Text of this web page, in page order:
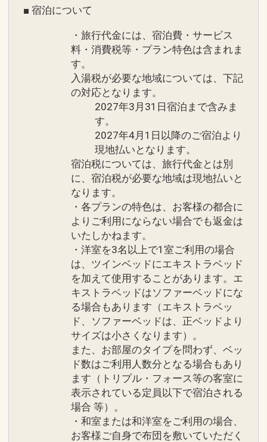
■ 宿泊について
・旅行代金には、宿泊費・サービス
料・消費税等・プラン特色は含まれま
す。
入湯税が必要な地域については、下記
の対応となります。
2027年3月31日宿泊まで含みま
す。
2027年4月1日以降のご宿泊より
現地払いとなります。
宿泊税については、旅行代金とは別
に、宿泊税が必要な地域は現地払いと
なります。
・各プランの特色は、お客様の都合に
よりご利用にならない場合でも返金は
いたしかねます。
・洋室を3名以上で1室ご利用の場合
は、ツインベッドにエキストラベッド
を加えて使用することがあります。エ
キストラベッドはソファーベッドにな
る場合もあります（エキストラベッ
ド、ソファーベッドは、正ベッドより
サイズは小さくなります）。
また、お部屋のタイプを問わず、ベッ
ド数はご利用人数分となる場合もあり
ます（トリプル・フォース等の客室に
表示されている定員以下で宿泊される
場合 等）。
・和室または和洋室をご利用の場合、
お客様ご自身で布団を敷いていただく